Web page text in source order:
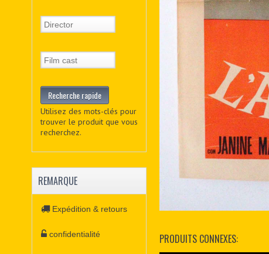
PRODUITS CONNEXES:
Utilisez des mots-clés pour
trouver le produit que vous
recherchez.
REMARQUE
Expédition & retours
confidentialité